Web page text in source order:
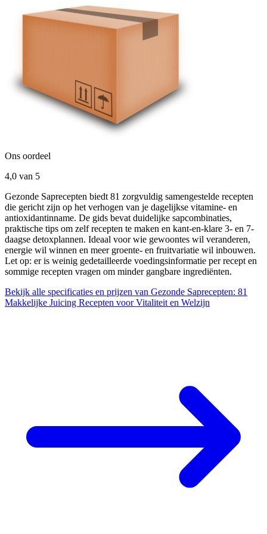
Ons oordeel
4,0 van 5
Gezonde Saprecepten biedt 81 zorgvuldig samengestelde recepten
die gericht zijn op het verhogen van je dagelijkse vitamine- en
antioxidantinname. De gids bevat duidelijke sapcombinaties,
praktische tips om zelf recepten te maken en kant-en-klare 3- en 7-
daagse detoxplannen. Ideaal voor wie gewoontes wil veranderen,
energie wil winnen en meer groente- en fruitvariatie wil inbouwen.
Let op: er is weinig gedetailleerde voedingsinformatie per recept en
sommige recepten vragen om minder gangbare ingrediënten.
Bekijk alle specificaties en prijzen van Gezonde Saprecepten: 81
Makkelijke Juicing Recepten voor Vitaliteit en Welzijn